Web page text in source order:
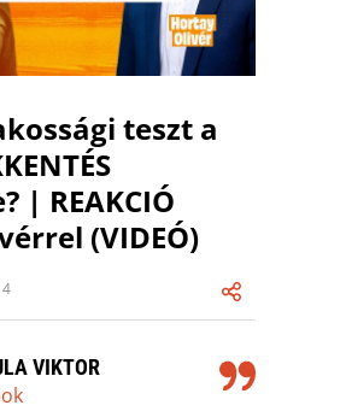
teszt a
| REAKCIÓ
(VIDEÓ)
4
VIKTOR